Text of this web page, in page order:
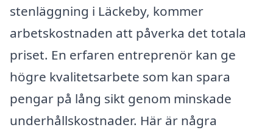
stenläggning i Läckeby, kommer
arbetskostnaden att påverka det totala
priset. En erfaren entreprenör kan ge
högre kvalitetsarbete som kan spara
pengar på lång sikt genom minskade
underhållskostnader. Här är några